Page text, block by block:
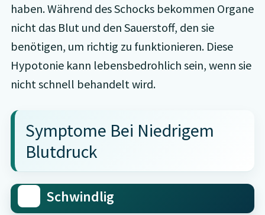
haben. Während des Schocks bekommen Organe
nicht das Blut und den Sauerstoff, den sie
benötigen, um richtig zu funktionieren. Diese
Hypotonie kann lebensbedrohlich sein, wenn sie
nicht schnell behandelt wird.
Symptome Bei Niedrigem
Blutdruck
Schwindlig